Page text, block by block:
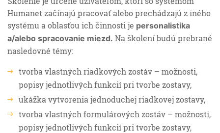
Humanet začínajú pracovať alebo prechádzajú z iného
systému a oblasťou ich činnosti je personalistika
a/alebo spracovanie miezd. Na školení budú prebrané
nasledovné témy:
tvorba vlastných riadkových zostáv – možnosti,
popisy jednotlivých funkcií pri tvorbe zostavy,
ukážka vytvorenia jednoduchej riadkovej zostavy,
tvorba vlastných formulárových zostáv – možnosti,
popisy jednotlivých funkcií pri tvorbe zostavy,